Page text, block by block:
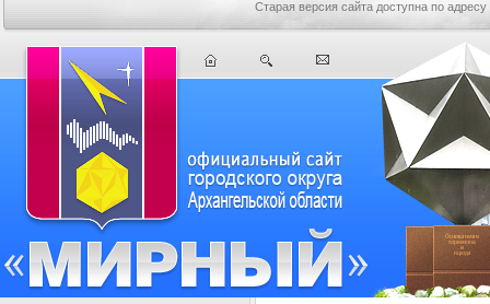
Старая версия сайта доступна по адресу